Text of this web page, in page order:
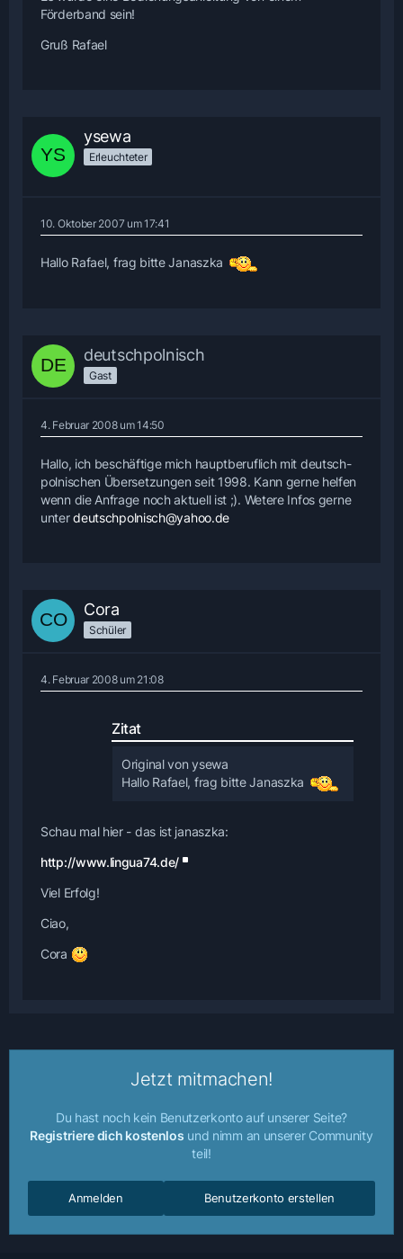
Förderband sein!
Gruß Rafael
ysewa
Erleuchteter
10. Oktober 2007 um 17:41
Hallo Rafael, frag bitte Janaszka
deutschpolnisch
Gast
4. Februar 2008 um 14:50
Hallo, ich beschäftige mich hauptberuflich mit deutsch-
polnischen Übersetzungen seit 1998. Kann gerne helfen
wenn die Anfrage noch aktuell ist ;). Wetere Infos gerne
unterdeutschpolnisch@yahoo.de
Cora
Schüler
4. Februar 2008 um 21:08
Zitat
Original von ysewa
Hallo Rafael, frag bitte Janaszka
Schau mal hier - das ist janaszka:
http://www.lingua74.de/
Viel Erfolg!
Ciao,
Cora
Jetzt mitmachen!
Du hast noch kein Benutzerkonto auf unserer Seite?
Registriere dich kostenlos und nimm an unserer Community
teil!
Benutzerkonto erstellen
Anmelden